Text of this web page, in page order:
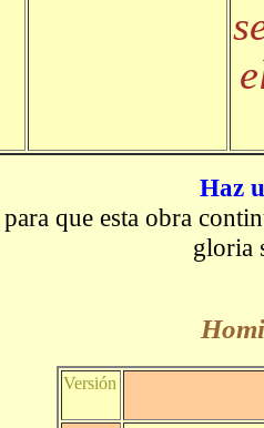
Haz
para que esta obra
gloria
Versión